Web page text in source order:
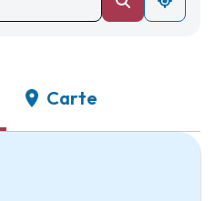
Carte